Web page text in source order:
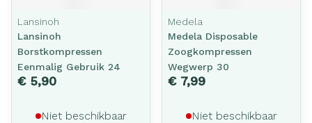
Lansinoh
Lansinoh
Borstkompressen
Eenmalig Gebruik 24
€ 5,90
Niet beschikbaar
Medela
Medela Disposable
Zoogkompressen
Wegwerp 30
€ 7,99
Niet beschikbaar